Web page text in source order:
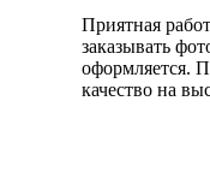
Приятная
заказывать
оформляется.
качество на